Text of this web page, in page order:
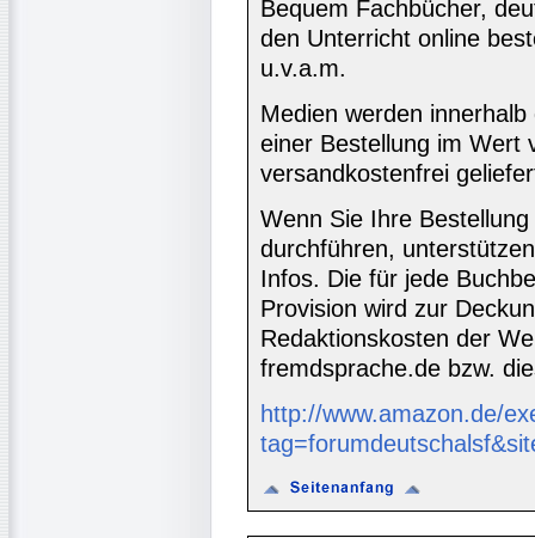
Bequem Fachbücher,
den Unterricht online
u.v.a.m.
Medien werden
einer Bestellung im Wert
versandkostenfrei
Wenn Sie Ihre
durchführen,
Infos. Die für jede
Provision wird zur
Redaktionskosten der
fremdsprache.de bzw.
http://www.amazon.de/